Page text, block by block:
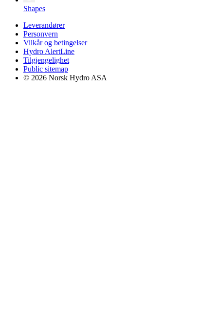
Shapes
Leverandører
Personvern
Vilkår og betingelser
Hydro AlertLine
Tilgjengelighet
Public sitemap
© 2026 Norsk Hydro ASA